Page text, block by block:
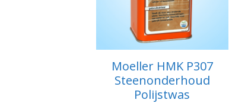
Moeller HMK P307
Steenonderhoud
Polijstwas